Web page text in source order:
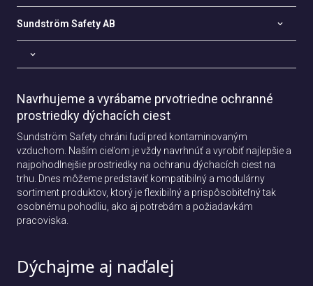
Sundström Safety AB
Navrhujeme a vyrábame prvotriedne ochranné
prostriedky dýchacích ciest
Sundström Safety chráni ľudí pred kontaminovaným
vzduchom. Naším cieľom je vždy navrhnúť a vyrobiť najlepšie a
najpohodlnejšie prostriedky na ochranu dýchacích ciest na
trhu. Dnes môžeme predstaviť kompatibilný a modulárny
sortiment produktov, ktorý je flexibilný a prispôsobiteľný tak
osobnému pohodliu, ako aj potrebám a požiadavkám
pracoviska.
Dýchajme aj naďalej